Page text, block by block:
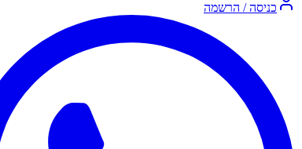
כניסה / הרשמה